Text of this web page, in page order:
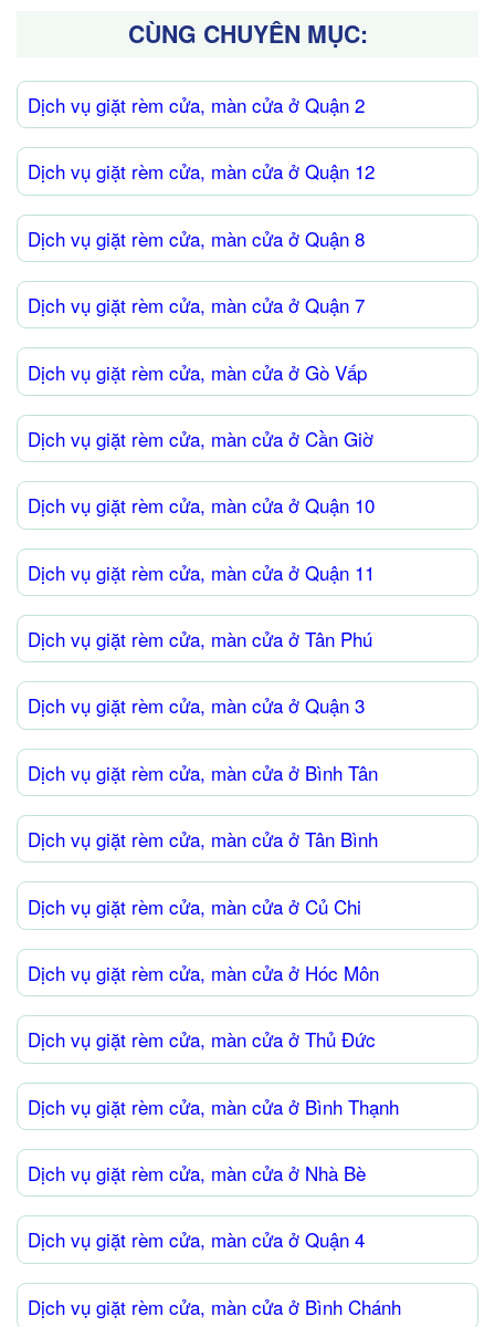
CÙNG CHUYÊN MỤC:
Dịch vụ giặt rèm cửa, màn cửa ở Quận 2
Dịch vụ giặt rèm cửa, màn cửa ở Quận 12
Dịch vụ giặt rèm cửa, màn cửa ở Quận 8
Dịch vụ giặt rèm cửa, màn cửa ở Quận 7
Dịch vụ giặt rèm cửa, màn cửa ở Gò Vấp
Dịch vụ giặt rèm cửa, màn cửa ở Cần Giờ
Dịch vụ giặt rèm cửa, màn cửa ở Quận 10
Dịch vụ giặt rèm cửa, màn cửa ở Quận 11
Dịch vụ giặt rèm cửa, màn cửa ở Tân Phú
Dịch vụ giặt rèm cửa, màn cửa ở Quận 3
Dịch vụ giặt rèm cửa, màn cửa ở Bình Tân
Dịch vụ giặt rèm cửa, màn cửa ở Tân Bình
Dịch vụ giặt rèm cửa, màn cửa ở Củ Chi
Dịch vụ giặt rèm cửa, màn cửa ở Hóc Môn
Dịch vụ giặt rèm cửa, màn cửa ở Thủ Đức
Dịch vụ giặt rèm cửa, màn cửa ở Bình Thạnh
Dịch vụ giặt rèm cửa, màn cửa ở Nhà Bè
Dịch vụ giặt rèm cửa, màn cửa ở Quận 4
Dịch vụ giặt rèm cửa, màn cửa ở Bình Chánh